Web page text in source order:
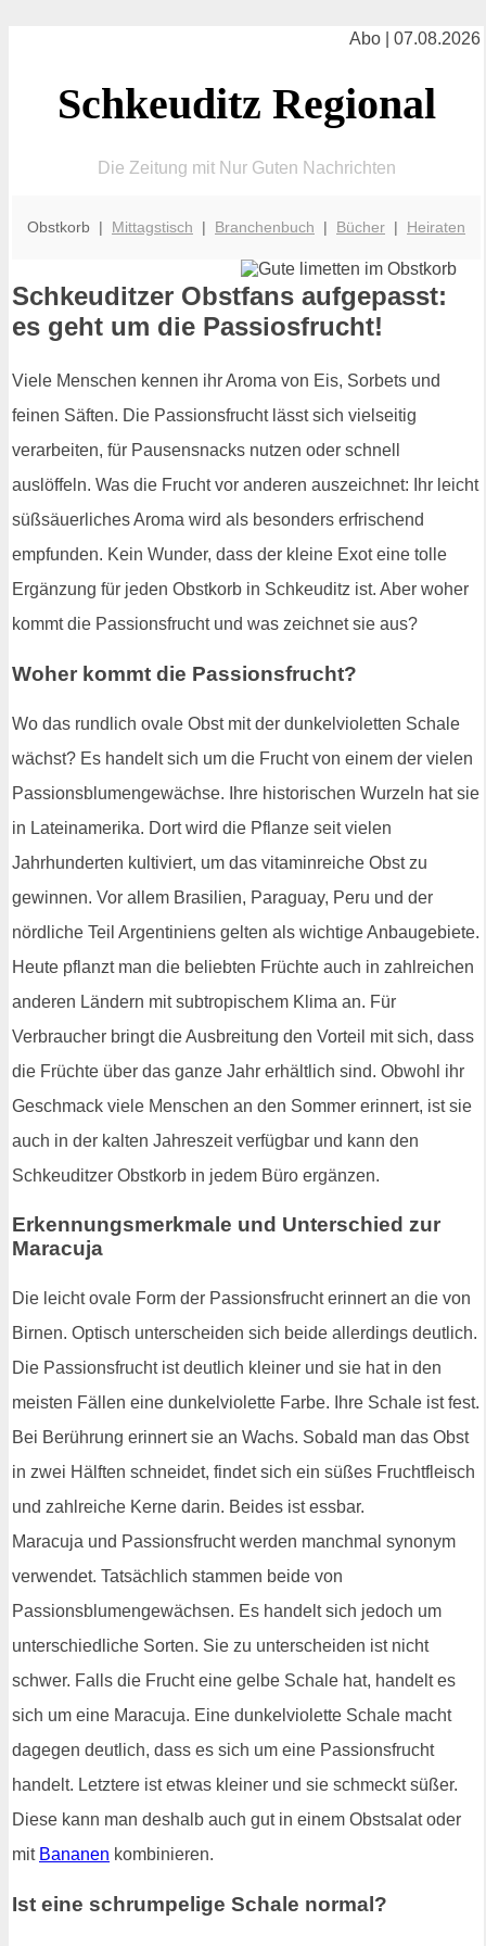
Abo | 07.08.2026
Schkeuditz Regional
Die Zeitung mit Nur Guten Nachrichten
Obstkorb | Mittagstisch | Branchenbuch | Bücher | Heiraten
Schkeuditzer Obstfans aufgepasst:
es geht um die Passiosfrucht!
Viele Menschen kennen ihr Aroma von Eis, Sorbets und
feinen Säften. Die Passionsfrucht lässt sich vielseitig
verarbeiten, für Pausensnacks nutzen oder schnell
auslöffeln. Was die Frucht vor anderen auszeichnet: Ihr leicht
süßsäuerliches Aroma wird als besonders erfrischend
empfunden. Kein Wunder, dass der kleine Exot eine tolle
Ergänzung für jeden Obstkorb in Schkeuditz ist. Aber woher
kommt die Passionsfrucht und was zeichnet sie aus?
Woher kommt die Passionsfrucht?
Wo das rundlich ovale Obst mit der dunkelvioletten Schale
wächst? Es handelt sich um die Frucht von einem der vielen
Passionsblumengewächse. Ihre historischen Wurzeln hat sie
in Lateinamerika. Dort wird die Pflanze seit vielen
Jahrhunderten kultiviert, um das vitaminreiche Obst zu
gewinnen. Vor allem Brasilien, Paraguay, Peru und der
nördliche Teil Argentiniens gelten als wichtige Anbaugebiete.
Heute pflanzt man die beliebten Früchte auch in zahlreichen
anderen Ländern mit subtropischem Klima an. Für
Verbraucher bringt die Ausbreitung den Vorteil mit sich, dass
die Früchte über das ganze Jahr erhältlich sind. Obwohl ihr
Geschmack viele Menschen an den Sommer erinnert, ist sie
auch in der kalten Jahreszeit verfügbar und kann den
Schkeuditzer Obstkorb in jedem Büro ergänzen.
Erkennungsmerkmale und Unterschied zur
Maracuja
Die leicht ovale Form der Passionsfrucht erinnert an die von
Birnen. Optisch unterscheiden sich beide allerdings deutlich.
Die Passionsfrucht ist deutlich kleiner und sie hat in den
meisten Fällen eine dunkelviolette Farbe. Ihre Schale ist fest.
Bei Berührung erinnert sie an Wachs. Sobald man das Obst
in zwei Hälften schneidet, findet sich ein süßes Fruchtfleisch
und zahlreiche Kerne darin. Beides ist essbar.
Maracuja und Passionsfrucht werden manchmal synonym
verwendet. Tatsächlich stammen beide von
Passionsblumengewächsen. Es handelt sich jedoch um
unterschiedliche Sorten. Sie zu unterscheiden ist nicht
schwer. Falls die Frucht eine gelbe Schale hat, handelt es
sich um eine Maracuja. Eine dunkelviolette Schale macht
dagegen deutlich, dass es sich um eine Passionsfrucht
handelt. Letztere ist etwas kleiner und sie schmeckt süßer.
Diese kann man deshalb auch gut in einem Obstsalat oder
mit Bananen kombinieren.
Ist eine schrumpelige Schale normal?